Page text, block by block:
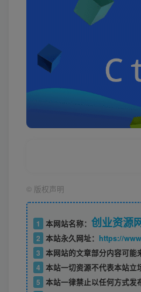
© 版权声明
1 本网站名称： 创业资源
2 本站永久网址： https://
3 本网站的文章部分内容可能
4 本站一切资源不代表本站立
5 本站一律禁止以任何方式发